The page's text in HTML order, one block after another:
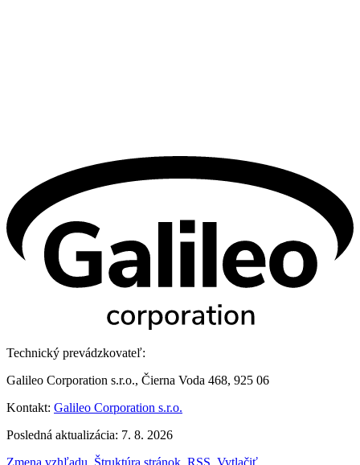
Technický prevádzkovateľ:
Galileo Corporation s.r.o., Čierna Voda 468, 925 06
Kontakt: Galileo Corporation s.r.o.
Posledná aktualizácia: 7. 8. 2026
Zmena vzhľadu Štruktúra stránok RSS Vytlačiť